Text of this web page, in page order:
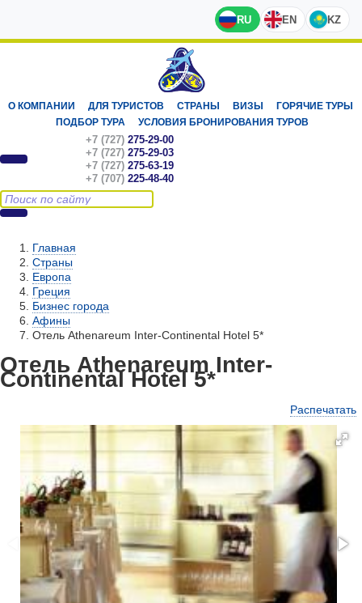
RU EN KZ
О КОМПАНИИ ДЛЯ ТУРИСТОВ СТРАНЫ ВИЗЫ
ГОРЯЧИЕ ТУРЫ
ПОДБОР ТУРА
УСЛОВИЯ БРОНИРОВАНИЯ ТУРОВ
+7 (727) 275-29-00
+7 (727) 275-29-03
+7 (727) 275-63-19
+7 (707) 225-48-40
Главная
Страны
Европа
Греция
Бизнес города
Афины
Отель Athenareum Inter-Continental Hotel 5*
Отель Athenareum Inter-
Continental Hotel 5*
Распечатать